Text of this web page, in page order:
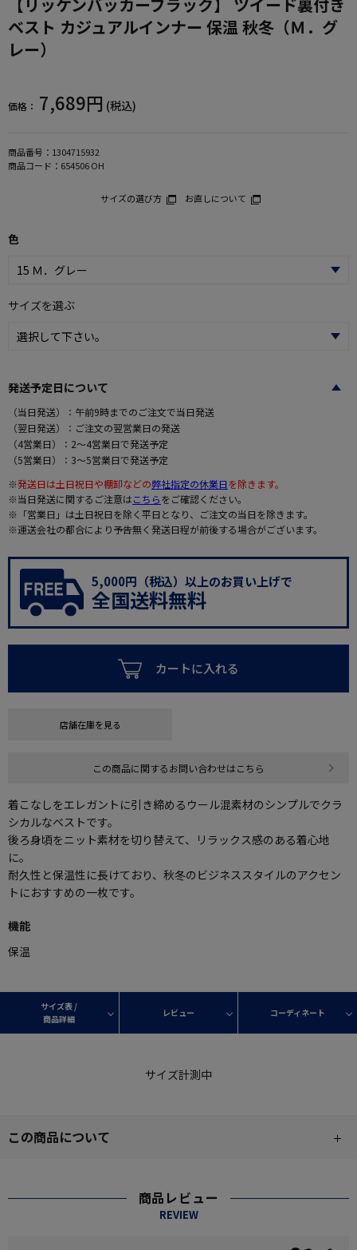
ベスト カジュアルインナー 保温 秋冬（Ｍ．グ
レー）
価格： 7,689円 (税込)
商品番号： 1304715932
商品コード： 654506 OH
サイズの選び方 お直しについて
色
サイズを選ぶ
発送予定日について
（当日発送）：午前9時までのご注文で当日発送
（翌日発送）：ご注文の翌営業日の発送
（4営業日）：2～4営業日で発送予定
（5営業日）：3～5営業日で発送予定
※発送日は土日祝日や棚卸などの弊社指定の休業日を除きます。
※当日発送に関するご注意はこちらをご確認ください。
※「営業日」は土日祝日を除く平日となり、ご注文の当日を除きます。
※運送会社の都合により予告無く発送日程が前後する場合がございます。
5,000円（税込）以上のお買い上げで
全国送料無料
カートに入れる
店舗在庫を見る
この商品に関するお問い合わせはこちら
着こなしをエレガントに引き締めるウール混素材のシンプルでクラ
シカルなベストです。
後ろ身頃をニット素材を切り替えて、リラックス感のある着心地
に。
耐久性と保温性に長けており、秋冬のビジネススタイルのアクセン
トにおすすめの一枚です。
機能
保温
サイズ表 /
商品詳細
レビュー コーディネート
サイズ計測中
この商品について
商品レビュー
REVIEW